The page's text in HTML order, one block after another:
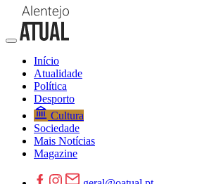
Início
Atualidade
Política
Desporto
Cultura
Sociedade
Mais Notícias
Magazine